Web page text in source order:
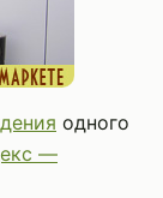
одного
—